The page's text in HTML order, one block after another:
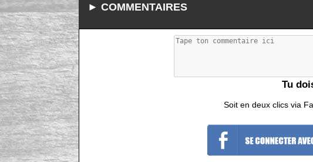
► COMMENTAIRES
Tu
Soit en deux clics via